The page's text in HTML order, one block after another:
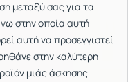
μεταξύ σας για τα
στην οποία αυτή
αυτή να προσεγγιστεί
στην καλύτερη
μιάς άσκησης